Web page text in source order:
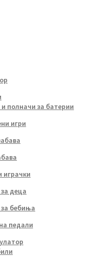
полначи за батерии
игри
играчки
деца
бебиња
педали